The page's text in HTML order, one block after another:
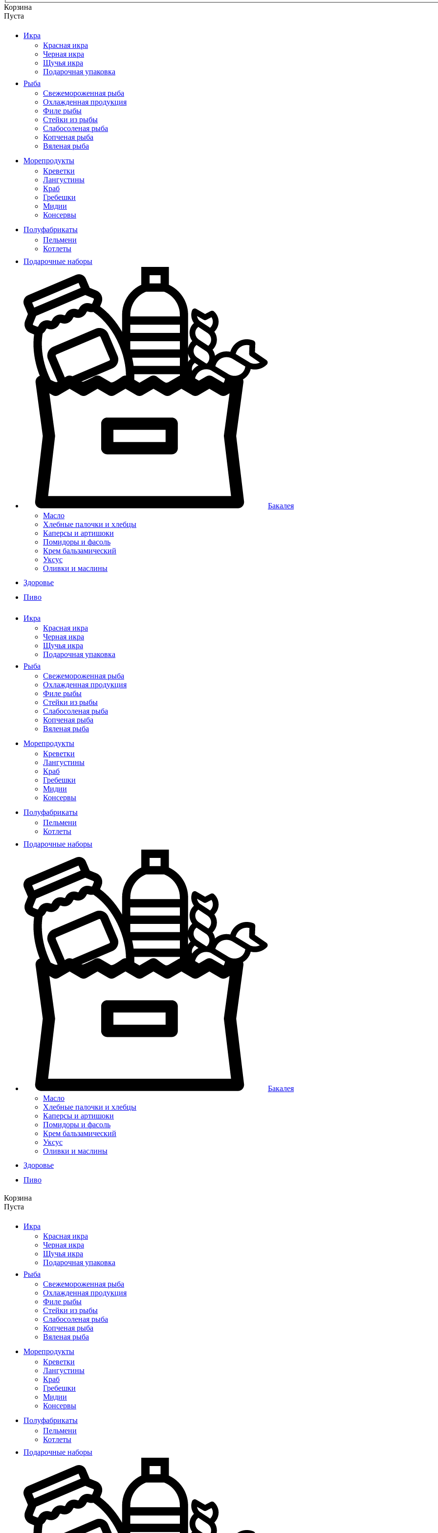
Корзина
Пуста
Икра
Красная икра
Черная икра
Щучья икра
Подарочная упаковка
Рыба
Свежемороженная рыба
Охлажденная продукция
Филе рыбы
Стейки из рыбы
Слабосоленая рыба
Копченая рыба
Вяленая рыба
Морепродукты
Креветки
Лангустины
Краб
Гребешки
Мидии
Консервы
Полуфабрикаты
Пельмени
Котлеты
Подарочные наборы
Бакалея
Масло
Хлебные палочки и хлебцы
Каперсы и артишоки
Помидоры и фасоль
Крем бальзамический
Уксус
Оливки и маслины
Здоровье
Пиво
Икра
Красная икра
Черная икра
Щучья икра
Подарочная упаковка
Рыба
Свежемороженная рыба
Охлажденная продукция
Филе рыбы
Стейки из рыбы
Слабосоленая рыба
Копченая рыба
Вяленая рыба
Морепродукты
Креветки
Лангустины
Краб
Гребешки
Мидии
Консервы
Полуфабрикаты
Пельмени
Котлеты
Подарочные наборы
Бакалея
Масло
Хлебные палочки и хлебцы
Каперсы и артишоки
Помидоры и фасоль
Крем бальзамический
Уксус
Оливки и маслины
Здоровье
Пиво
Корзина
Пуста
Икра
Красная икра
Черная икра
Щучья икра
Подарочная упаковка
Рыба
Свежемороженная рыба
Охлажденная продукция
Филе рыбы
Стейки из рыбы
Слабосоленая рыба
Копченая рыба
Вяленая рыба
Морепродукты
Креветки
Лангустины
Краб
Гребешки
Мидии
Консервы
Полуфабрикаты
Пельмени
Котлеты
Подарочные наборы